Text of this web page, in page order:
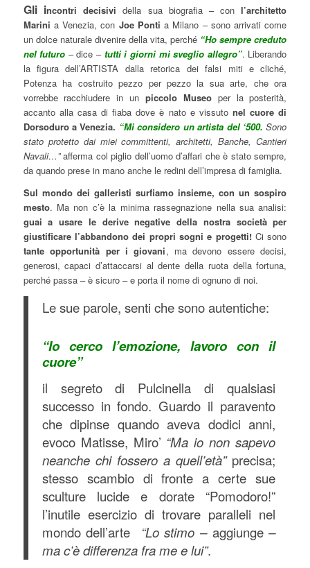
Gli incontri decisivi della sua biografia – conl’architetto
Marini a Venezia, con Joe Ponti a Milano – sono arrivati come
un dolce naturale divenire della vita, perché “Ho sempre creduto
nel futuro – dice – tutti i giorni mi sveglio allegro”. Liberando
la figura dell’ARTISTA dalla retorica dei falsi miti e cliché,
Potenza ha costruito pezzo per pezzo la sua arte, che ora
vorrebbe racchiudere in un piccolo Museoper la posterità,
accanto alla casa di fiaba dove è nato e vissutonel cuore di
Dorsoduro a Venezia. “Mi considero un artista del ‘500. Sono
stato protetto dai miei committenti, architetti, Banche, Cantieri
Navali…”afferma col piglio dell’uomo d’affari che è stato sempre,
da quando prese in mano anche le redini dell’impresa di famiglia.
Sul mondo dei galleristi surfiamo insieme, con un sospiro
mesto. Ma non c’è la minima rassegnazione nella sua analisi:
guai a usare le derive negative della nostra società per
giustificare l’abbandono dei propri sogni e progetti!Ci sono
tante opportunità per i giovani, ma devono essere decisi,
generosi, capaci d’attaccarsi al dente della ruota della fortuna,
perché passa – è sicuro – e porta il nome di ognuno di noi.
Le sue parole, senti che sono autentiche:
“Io cerco l’emozione, lavoro con il
cuore”
il segreto di Pulcinella di qualsiasi
successo in fondo. Guardo il paravento
che dipinse quando aveva dodici anni,
evoco Matisse, Miro’ “Ma io non sapevo
neanche chi fossero a quell’età”precisa;
stesso scambio di fronte a certe sue
sculture lucide e dorate “Pomodoro!”
l’inutile esercizio di trovare paralleli nel
mondo dell’arte “Lo stimo – aggiunge–
ma c’è differenza fra me e lui”.